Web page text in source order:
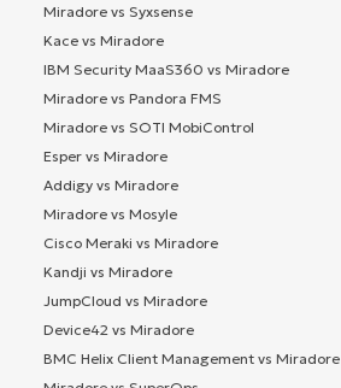
Miradore vs Syxsense
Kace vs Miradore
IBM Security MaaS360 vs Miradore
Miradore vs Pandora FMS
Miradore vs SOTI MobiControl
Esper vs Miradore
Addigy vs Miradore
Miradore vs Mosyle
Cisco Meraki vs Miradore
Kandji vs Miradore
JumpCloud vs Miradore
Device42 vs Miradore
BMC Helix Client Management vs Miradore